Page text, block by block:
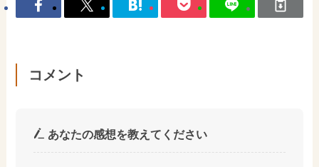
コメント
あなたの感想を教えてください